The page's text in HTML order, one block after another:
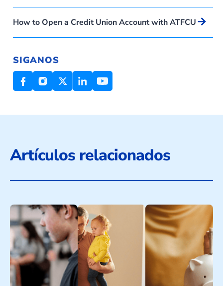
How to Open a Credit Union Account with ATFCUArrow_forward
SIGANOS
Artículos relacionados